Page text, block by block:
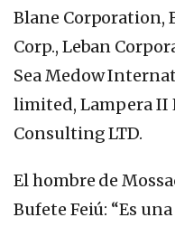
Blane Corporation,
Corp., Leban
Sea Medow
limited, Lampera II
Consulting LTD.
El hombre de
Bufete Feiú: “Es